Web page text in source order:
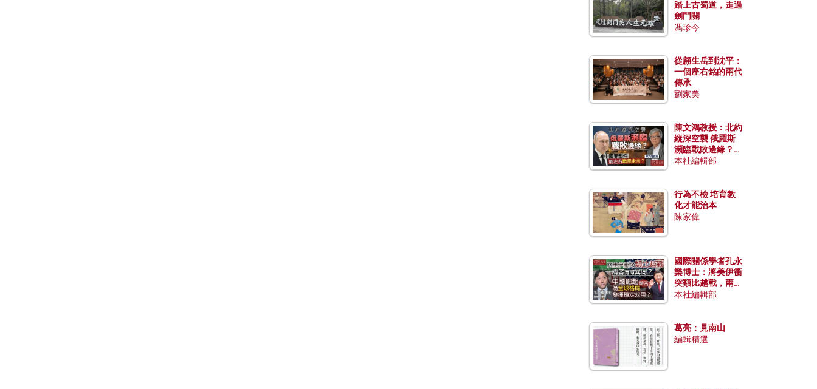
踏上古蜀道，走過
劍門關
馮珍今
從顧生岳到沈平：
一個座右銘的兩代
傳承
劉家美
陳文鴻教授：北約
縱深空襲 俄羅斯
瀕臨戰敗邊緣？中
國零部件能左右戰
本社編輯部
行為不檢 培育教
化才能治本
陳家偉
國際關係學者孔永
樂博士：將美伊衝
突類比越戰，兩者
有何異同？中國崛
本社編輯部
葛亮：見南山
編輯精選